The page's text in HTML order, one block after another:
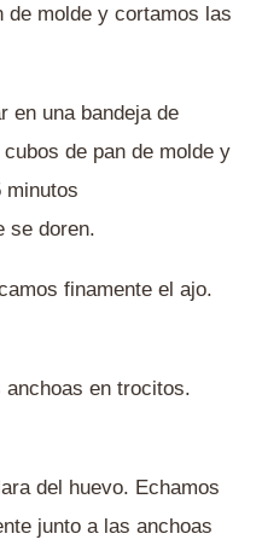
de molde y cortamos las
en una bandeja de
de pan de molde y
minutos
se doren.
finamente el ajo.
en trocitos.
del huevo. Echamos
junto a las anchoas